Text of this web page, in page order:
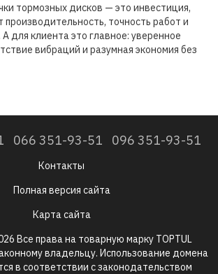
тормозных дисков — это инвестиция,
точность работ и
А для клиента это главное: уверенное
вибраций и разумная экономия без
066 351-93-51 096 351-93-51
Контакты
Полная версия сайта
Карта сайта
Все права на товарную марку TOPTUL
владельцу. Использование домена
в соответствии с законодательством